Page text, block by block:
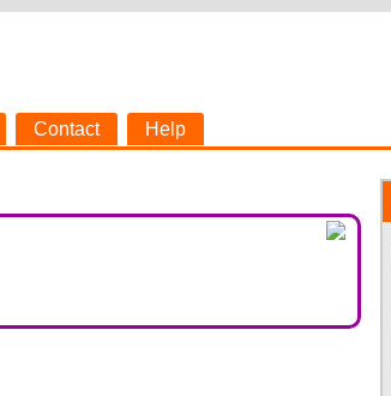
Contact Help